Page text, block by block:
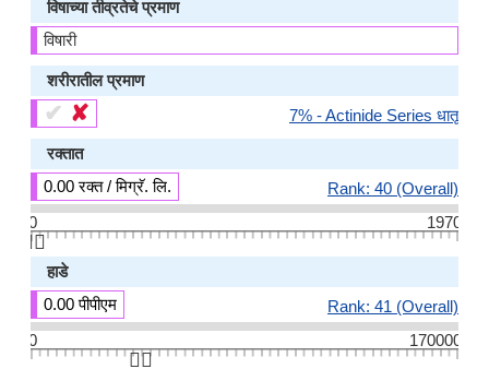
विषाच्या तीव्रतेचे प्रमाण
विषारी
शरीरातील प्रमाण
✔ ✘ 7% - Actinide Series धातू
रक्तात
0.00 रक्त / मिग्रॅ. लि.
Rank: 40 (Overall)
0
1970
👆🏻
हाडे
0.00 पीपीएम
Rank: 41 (Overall)
0
170000
👆🏻